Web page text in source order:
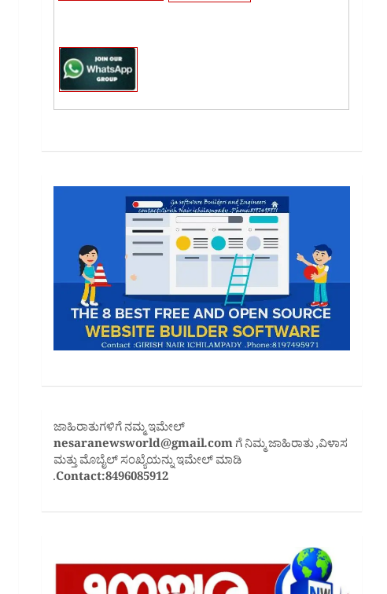
ಜಾಹಿರಾತುಗಳಿಗೆ ನಮ್ಮ ಇಮೇಲ್
nesaranewsworld@gmail.comಗೆ ನಿಮ್ಮ ಜಾಹಿರಾತು ,ವಿಳಾಸ
ಮತ್ತು ಮೊಬೈಲ್ ಸಂಖ್ಯೆಯನ್ನು ಇಮೇಲ್ ಮಾಡಿ
.Contact:8496085912